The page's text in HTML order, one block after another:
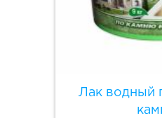
Лак водный